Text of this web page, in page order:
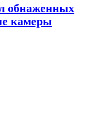
обнаженных
камеры